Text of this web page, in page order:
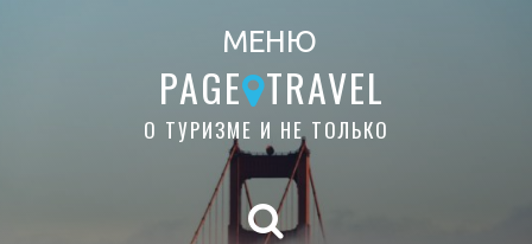
МЕНЮ
PAGE TRAVEL
О ТУРИЗМЕ И НЕ ТОЛЬКО